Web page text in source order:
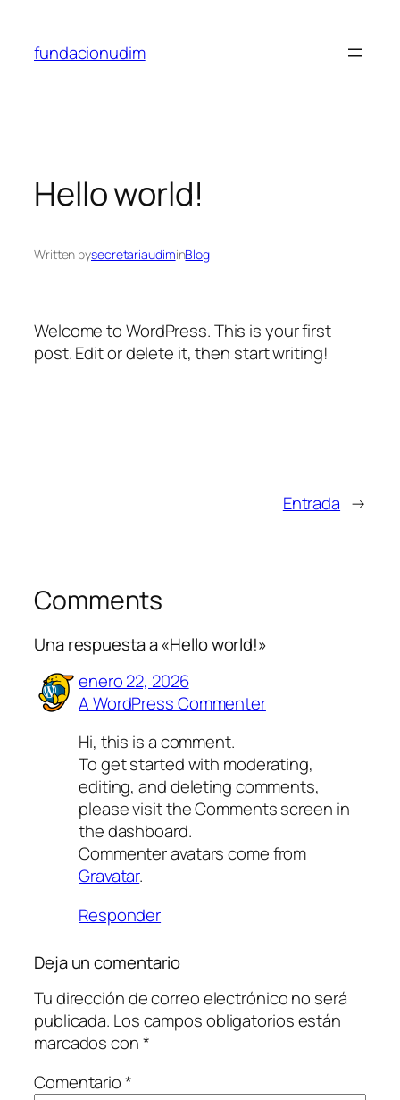
contenido
fundacionudim
Hello world!
Written bysecretariaudiminBlog
Welcome to WordPress. This is your first
post. Edit or delete it, then start writing!
Entrada →
Comments
Una respuesta a «Hello world!»
enero 22, 2026
A WordPress Commenter
Hi, this is a comment.
To get started with moderating,
editing, and deleting comments,
please visit the Comments screen in
the dashboard.
Commenter avatars come from
Gravatar.
Responder
Deja un comentario
Tu dirección de correo electrónico no será
publicada. Los campos obligatorios están
marcados con*
Comentario*